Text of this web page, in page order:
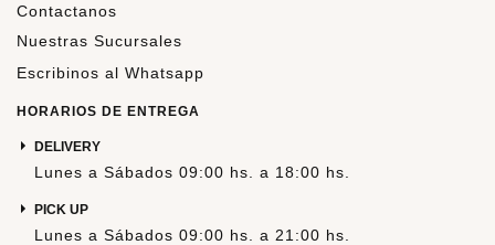
Contactanos
Nuestras Sucursales
Escribinos al Whatsapp
HORARIOS DE ENTREGA
DELIVERY
Lunes a Sábados 09:00 hs. a 18:00 hs.
PICK UP
Lunes a Sábados 09:00 hs. a 21:00 hs.